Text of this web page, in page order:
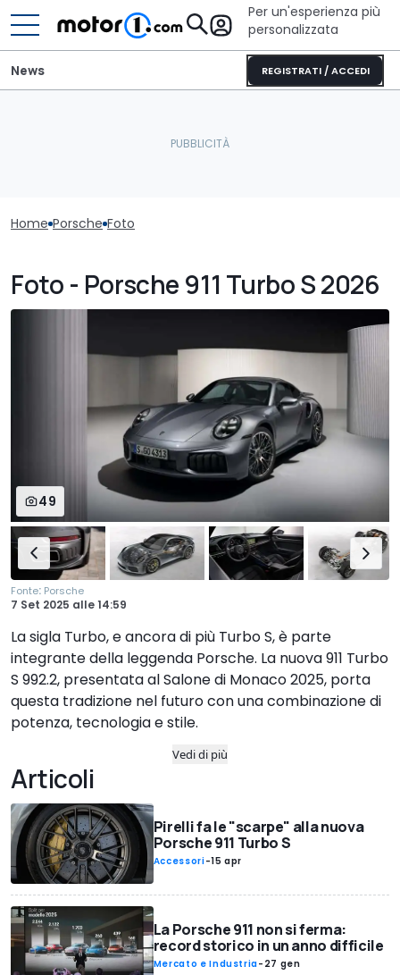
Per un'esperienza più
personalizzata
REGISTRATI / ACCEDI
News
Home Porsche Foto
Foto - Porsche 911 Turbo S 2026
49
Fonte: Porsche
7 Set 2025 alle14:59
La sigla Turbo, e ancora di più Turbo S, è parte
integrante della leggenda Porsche. La nuova 911 Turbo
S 992.2, presentata al Salone di Monaco 2025, porta
questa tradizione nel futuro con una combinazione di
potenza, tecnologia e stile.
Vedi di più
Articoli
Pirelli fa le "scarpe" alla nuova
Porsche 911 Turbo S
Accessori-15 apr
La Porsche 911 non si ferma:
record storico in un anno difficile
Mercato e Industria- 27 gen